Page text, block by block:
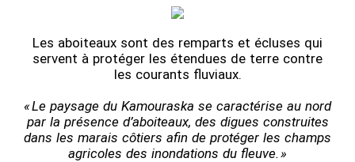
Les aboiteaux sont des remparts et écluses qui
servent à protéger les étendues de terre contre
les courants fluviaux.
« Le paysage du Kamouraska se caractérise au nord
par la présence d’aboiteaux, des digues construites
dans les marais côtiers afin de protéger les champs
agricoles des inondations du fleuve. »